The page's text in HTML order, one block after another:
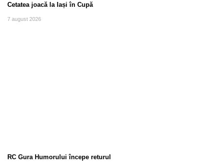
Cetatea joacă la Iași în Cupă
7 august 2026
RC Gura Humorului începe returul